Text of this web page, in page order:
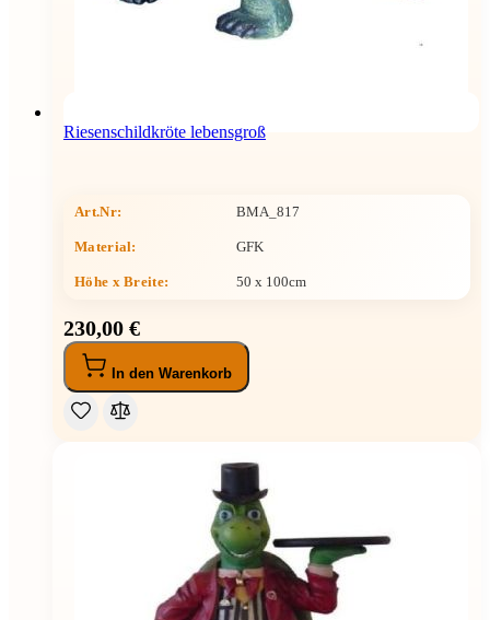
Riesenschildkröte lebensgroß
Art.Nr: BMA_817
Material: GFK
Höhe x Breite: 50 x 100cm
230,00 €
In den Warenkorb